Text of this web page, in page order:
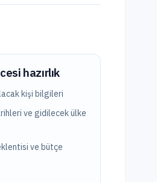
hazırlık
kişi bilgileri
ve gidilecek ülke
ve bütçe